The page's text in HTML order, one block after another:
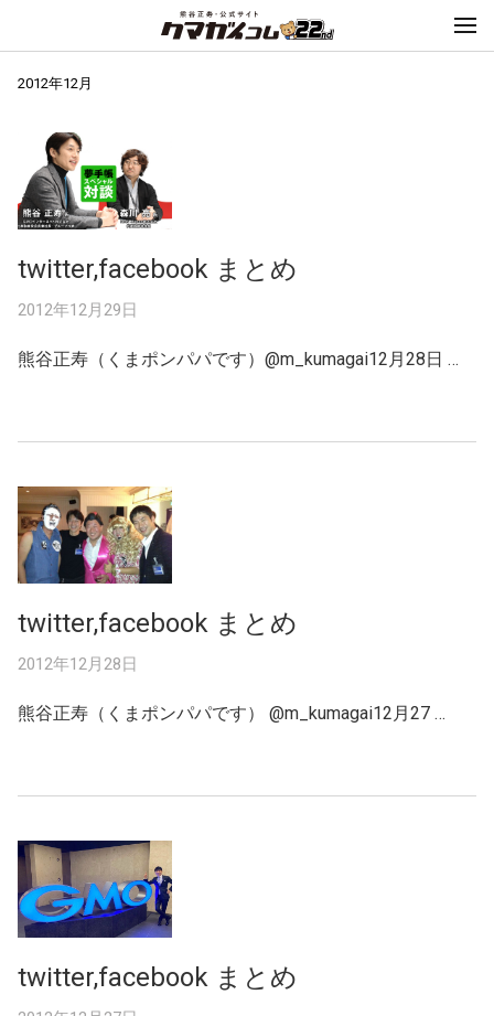
2012年12月
twitter,facebook まとめ
2012年12月29日
熊谷正寿（くまポンパパです）@m_kumagai12月28日 …
twitter,facebook まとめ
2012年12月28日
熊谷正寿（くまポンパパです） @m_kumagai12月27 …
twitter,facebook まとめ